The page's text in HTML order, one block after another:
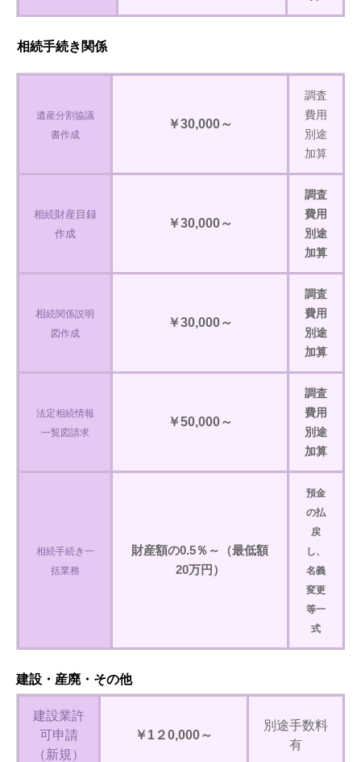
相続手続き関係
遺産分割協議
書作成
￥30,000～
調査
費用
別途
加算
相続財産目録
作成
￥30,000～
調査
費用
別途
加算
相続関係説明
図作成
￥30,000～
調査
費用
別途
加算
法定相続情報
一覧図請求
￥50,000～
調査
費用
別途
加算
相続手続き一
括業務
財産額の0.5％～（最低額
20万円）
預金
の払
戻
し、
名義
変更
等一
式
建設・産廃・その他
建設業許
可申請
（新規）
￥1２0,000～
別途手数料
有